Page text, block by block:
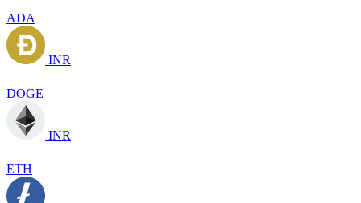
ADA
INR
DOGE
INR
ETH